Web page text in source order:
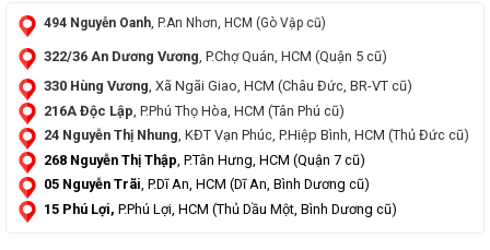
494 Nguyễn Oanh , P.An Nhơn, HCM (Gò Vập cũ)
322/36 An Dương Vương , P.Chợ Quán, HCM (Quận 5 cũ)
330 Hùng Vương, Xã Ngãi Giao, HCM (Châu Đức, BR-VT cũ)
216A Độc Lập , P.Phú Thọ Hòa, HCM (Tân Phú cũ)
24 Nguyễn Thị Nhung, KĐT Vạn Phúc, P.Hiệp Bình, HCM (Thủ Đức cũ)
268 Nguyễn Thị Thập , P.Tân Hưng, HCM (Quận 7 cũ)
05 Nguyễn Trãi, P.Dĩ An, HCM (Dĩ An, Bình Dương cũ)
15 Phú Lợi, P.Phú Lợi, HCM (Thủ Dầu Một, Bình Dương cũ)